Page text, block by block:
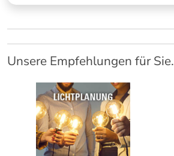
Unsere Empfehlungen für Sie.